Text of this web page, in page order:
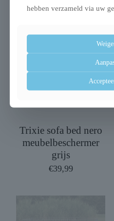
Gerelateerde
Trixie sofa bed nero
meubelbeschermer
grijs
€39,99
hebben verzameld via uw